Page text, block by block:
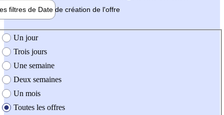
filtres de Date de création de l'offre
création de l'offre
Un jour
Trois jours
Une semaine
Deux semaines
Un mois
Toutes les offres